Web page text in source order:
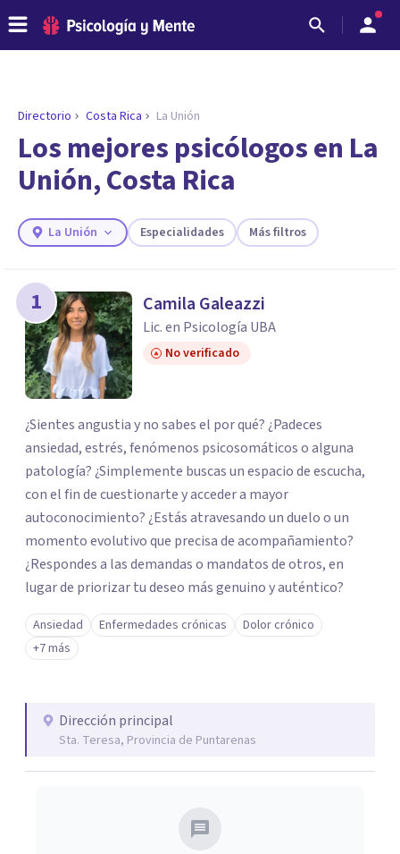
ENCONTRAR MI TERAPEUTA
¿Necesitas ayuda para encontrar el
psicólogo adecuado?
Responde a unas breves preguntas y te ofreceremos
necesidades.
Directorio Costa Rica La Unión
Los mejores psicólogos en La
Unión, Costa Rica
La Unión Especialidades Más filtros
1 Camila Galeazzi
Lic. en Psicología UBA
No verificado
¿Sientes angustia y no sabes el por qué? ¿Padeces
ansiedad, estrés, fenómenos psicosomáticos o alguna
patología? ¿Simplemente buscas un espacio de escucha,
con el fin de cuestionarte y acceder a mayor
autoconocimiento? ¿Estás atravesando un duelo o un
momento evolutivo que precisa de acompañamiento?
¿Respondes a las demandas o mandatos de otros, en
lugar de priorizar tu deseo más genuino y auténtico?
Ansiedad Enfermedades crónicas
Dolor crónico
+7 más
Dirección principal
Sta. Teresa, Provincia de Puntarenas